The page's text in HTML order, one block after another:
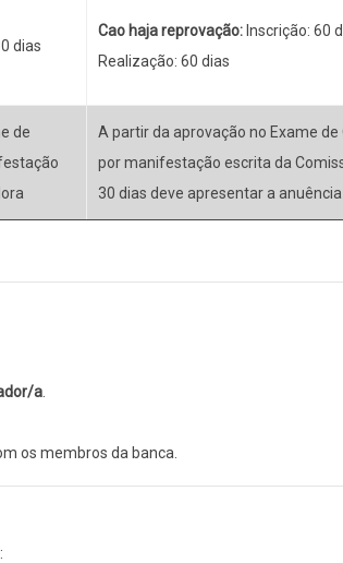
dias
Cao haja reprovação: Inscrição: 60
Realização: 60 dias
de
A partir da aprovação no Exame de
por manifestação escrita da
30 dias deve apresentar a anuência
a
os membros da banca.